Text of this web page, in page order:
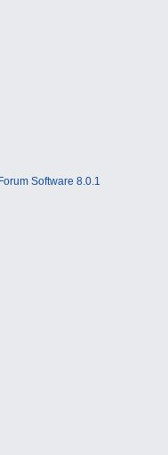
Software 8.0.1